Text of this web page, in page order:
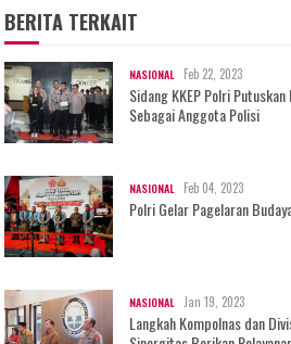
BERITA TERKAIT
NASIONAL Feb 22, 2023
Sidang KKEP Polri
Sebagai Anggota Polisi
NASIONAL Feb 04, 2023
Polri Gelar Pagelaran
NASIONAL Jan 19, 2023
Langkah Kompolnas dan